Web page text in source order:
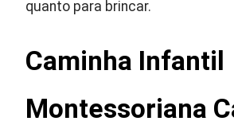
quanto para brincar.
Caminha Infantil
Montessoriana